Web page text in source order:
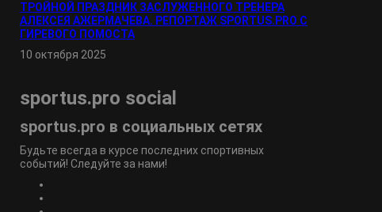
ТРОЙНОЙ ПРАЗДНИК ЗАСЛУЖЕННОГО ТРЕНЕРА
АЛЕКСЕЯ АЖЕРМАЧЕВА. РЕПОРТАЖ SPORTUS.PRO С
ГИРЕВОГО ПОМОСТА
10 октября 2025
sportus.pro social
sportus.pro в социальных сетях
Будьте всегда в курсе последних спортивных
событий! Следуйте за нами!